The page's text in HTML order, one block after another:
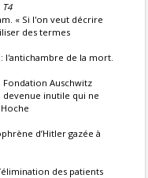
« Si l'on veut décrire
des termes
: l'antichambre de la mort.
Fondation Auschwitz
devenue inutile qui ne
d’Hitler gazée à
des patients